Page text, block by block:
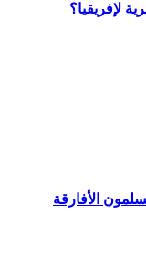
لإفريقيا؟
الأفارقة